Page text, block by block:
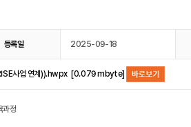
등록일 2025-09-18
RISE사업 연계)).hwpx [0.079 mbyte]
정